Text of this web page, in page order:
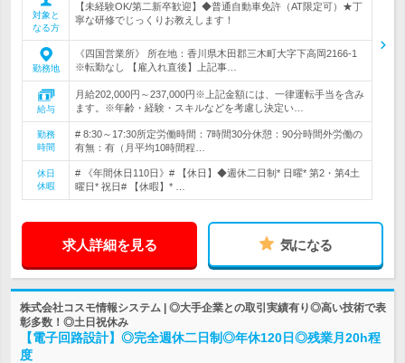
対象と
なる方
【未経験OK/第二新卒歓迎】◆普通自動車免許（AT限定可）★丁
寧な研修でじっくりお教えします！
勤務地
《四国営業所》 所在地：香川県木田郡三木町大字下高岡2166-1
※転勤なし 【雇入れ直後】上記事…
給与
月給202,000円～237,000円※上記金額には、一律運転手当を含み
ます。※年齢・経験・スキルなどを考慮し決定い…
勤務
時間
# 8:30～17:30所定労働時間：7時間30分休憩：90分時間外労働の
有無：有（月平均10時間程…
休日
休暇
# 《年間休日110日》# 【休日】◆週休二日制* 日曜* 第2・第4土
曜日* 祝日# 【休暇】* …
求人詳細を見る 気になる
株式会社コスモ情報システム | ◎大手企業との取引実績有り◎高い技術で表
彰多数！◎土日祝休み
【電子回路設計】◎完全週休二日制◎年休120日◎残業月20h程
度